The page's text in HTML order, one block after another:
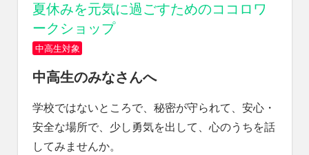
関
わ
り
な
く
自
分
し
く
夏休みを元気に過ごすためのココロワ
ークショップ
中高生対象
中高生のみなさんへ
学校ではないところで、秘密が守られて、安心・
安全な場所で、少し勇気を出して、心のうちを話
してみませんか。